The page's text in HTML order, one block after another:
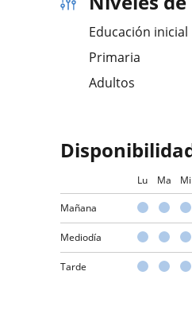
Educación inicial
Primaria
Adultos
Lu Ma Mi
Mañana
Mediodía
Tarde